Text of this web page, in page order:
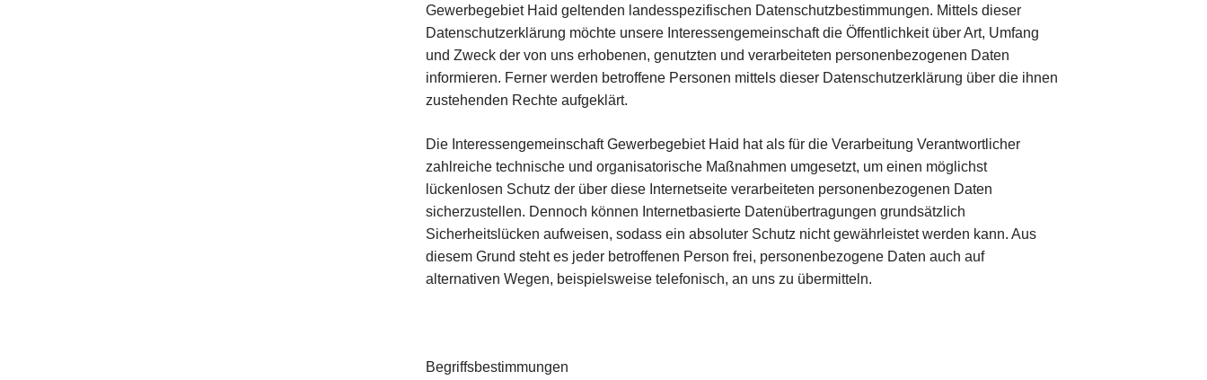
Gewerbegebiet Haid geltenden landesspezifischen Datenschutzbestimmungen. Mittels dieser
Datenschutzerklärung möchte unsere Interessengemeinschaft die Öffentlichkeit über Art, Umfang
und Zweck der von uns erhobenen, genutzten und verarbeiteten personenbezogenen Daten
informieren. Ferner werden betroffene Personen mittels dieser Datenschutzerklärung über die ihnen
zustehenden Rechte aufgeklärt.
Die Interessengemeinschaft Gewerbegebiet Haid hat als für die Verarbeitung Verantwortlicher
zahlreiche technische und organisatorische Maßnahmen umgesetzt, um einen möglichst
lückenlosen Schutz der über diese Internetseite verarbeiteten personenbezogenen Daten
sicherzustellen. Dennoch können Internetbasierte Datenübertragungen grundsätzlich
Sicherheitslücken aufweisen, sodass ein absoluter Schutz nicht gewährleistet werden kann. Aus
diesem Grund steht es jeder betroffenen Person frei, personenbezogene Daten auch auf
alternativen Wegen, beispielsweise telefonisch, an uns zu übermitteln.
Begriffsbestimmungen